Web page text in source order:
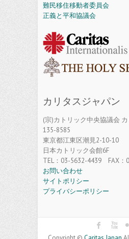
難民移住移動者委員会
正義と平和協議会
カリタスジャパン
(宗)カトリック中央協議会
135-8585
東京都江東区潮見2-10-10
日本カトリック会館6F
TEL：03-5632-4439 FAX：
お問い合わせ
サイトポリシー
プライバシーポリシー